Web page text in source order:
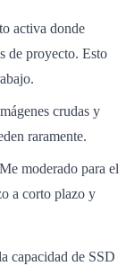
activa donde
de proyecto. Esto
crudas y
raramente.
moderado para el
a corto plazo y
capacidad de SSD